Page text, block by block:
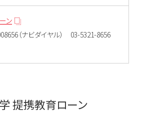
ン
（ナビダイヤル） 03-5321-8656
提携教育ローン